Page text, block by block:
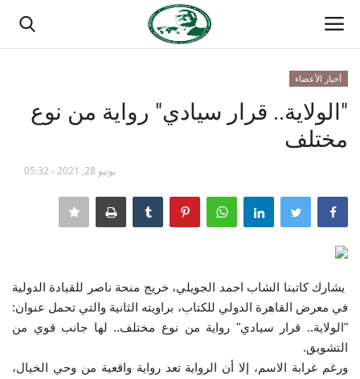
الصفحة الرئيسية
منتدى ناصر الدولي
مصر
فريق العمل
أخبار الأعضاء
"الولاية.. قرار سيادي" رواية من نوع
مختلف
يونيو 28, 2021 - 05:32
يشارك كاتبنا الشاب احمد الجويلي، خريج منحة ناصر للقيادة الدولية
في معرض القاهرة الدولي للكتاب، براويته الثانية والتي تحمل عنوان:
"الولاية.. قرار سيادي" رواية من نوع مختلف.. لها جانب قوي من
التشويق.
ورغم غرابة الاسم، إلا أن الرواية تعد رواية واقعية من وحي الخيال،